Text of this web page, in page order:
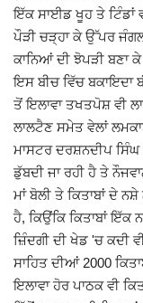
ਇੱਕ ਸਾਈਡ ਖੂਹ ਤੇ
ਪੌੜੀ ਚੜ੍ਹਾ ਕੇ ਉੱਪਰ
ਕਾਨਿਆਂ ਦੀ ਝੋਪੜੀ ਬਣਾ
ਇਸ ਬੀਚ ਵਿੱਚ
ਤੋਂ ਇਲਾਵਾ ਤਖਤਪੋਸ਼
ਲਾਲਟੈਣ ਸਮੇਤ ਵੇਲਾਂ
ਮਾਸਟਰ ਦਰਸ਼ਨਦੀਪ
ਡੁੱਬਦੀ ਜਾ ਰਹੀ ਹੈ ਤੇ
ਮਾਂ ਬੋਲੀ ਤੇ ਕਿਤਾਬਾਂ ਦੇ
ਹੈ, ਕਿਉਂਕਿ ਕਿਤਾਬਾਂ ਇੱਕ
ਜ਼ਿੰਦਗੀ ਦੀ ਖੇਡ 'ਚ ਕਦੀ
ਸਾਹਿਤ ਦੀਆਂ 2000
ਇਲਾਵਾ ਹੋਰ ਪਾਠਕ ਵੀ